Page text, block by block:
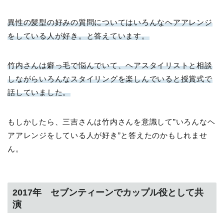
異性の髪型の好みの質問についてはいろんなヘアアレンジ
をしている人が好き。と答えています。
竹内さんは癖っ毛で悩んでいて、ヘアスタイリストと相談
しながらいろんなスタイリングを楽しんでいると授賞式で
話していました。
もしかしたら、三吉さんは竹内さんを意識して”いろんなヘ
アアレンジをしている人が好き”と答えたのかもしれませ
ん。
2017年 セブンティーンでカップル役として共
演